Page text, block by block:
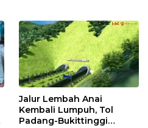
Rutin dan Edukasi
Perawatan Gigi
Jalur Lembah Anai
Kembali Lumpuh, Tol
Padang-Bukittinggi